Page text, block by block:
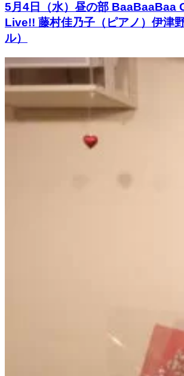
5月4日（水）昼の部 BaaBaaBaa
Live!! 藤村佳乃子（ピアノ）伊津
ル）